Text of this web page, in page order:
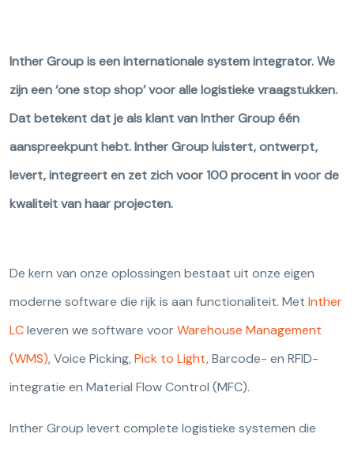
Inther Group is een internationale system integrator. We
zijn een ‘one stop shop’ voor alle logistieke vraagstukken.
Dat betekent dat je als klant van Inther Group één
aanspreekpunt hebt. Inther Group luistert, ontwerpt,
levert, integreert en zet zich voor 100 procent in voor de
kwaliteit van haar projecten.
De kern van onze oplossingen bestaat uit onze eigen
moderne software die rijk is aan functionaliteit. Met Inther
LCleveren we software voorWarehouse Management
(WMS), Voice Picking,Pick to Light, Barcode- en RFID-
integratie en Material Flow Control (MFC).
Inther Group levert complete logistieke systemen die